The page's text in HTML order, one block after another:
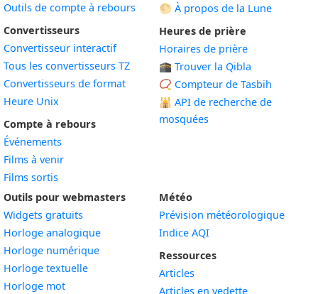
Outils de compte à rebours
Convertisseurs
Convertisseur interactif
Tous les convertisseurs TZ
Convertisseurs de format
Heure Unix
Compte à rebours
Événements
Films à venir
Films sortis
🌕 À propos de la Lune
Heures de prière
Horaires de prière
🕋 Trouver la Qibla
📿 Compteur de Tasbih
🕌 API de recherche de
mosquées
Outils pour webmasters
Widgets gratuits
Horloge analogiqueWidget
Horloge numériqueWidget
Horloge textuelleWidget
Horloge motWidget
Météo
Prévision météorologique
Indice AQI
Ressources
Articles
Articles en vedette